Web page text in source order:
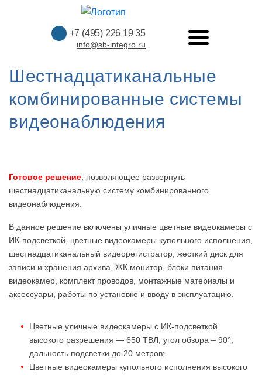
+7 (495) 226 19 35
info@sb-integro.ru
Шестнадцатиканальные
комбинированные системы
видеонаблюдения
Готовое решение , позволяющее развернуть
шестнадцатиканальную систему комбинированного
видеонаблюдения.
В данное решение включены уличные цветные видеокамеры с
ИК-подсветкой, цветные видеокамеры купольного исполнения,
шестнадцатиканальный видеорегистратор, жесткий диск для
записи и хранения архива, ЖК монитор, блоки питания
видеокамер, комплект проводов, монтажные материалы и
аксессуары, работы по установке и вводу в эксплуатацию.
Цветные уличные видеокамеры с ИК-подсветкой
высокого разрешения — 650 ТВЛ, угол обзора – 90°,
дальность подсветки до 20 метров;
Цветные видеокамеры купольного исполнения высокого